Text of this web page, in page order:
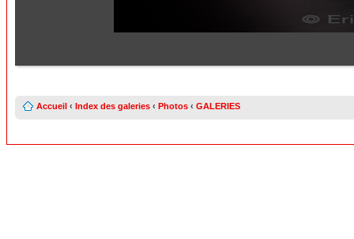
Accueil ‹ Index des galeries ‹ Photos ‹ GALERIES